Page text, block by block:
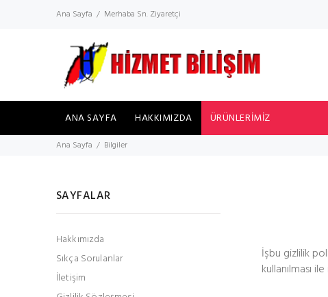
Ana Sayfa Merhaba Sn. Ziyaretçi
ANA SAYFA HAKKIMIZDA ÜRÜNLERİMİZ
Ana Sayfa Bilgiler
SAYFALAR
Hakkımızda
Sıkça Sorulanlar
İletişim
İşbu gizlilik
kullanılması